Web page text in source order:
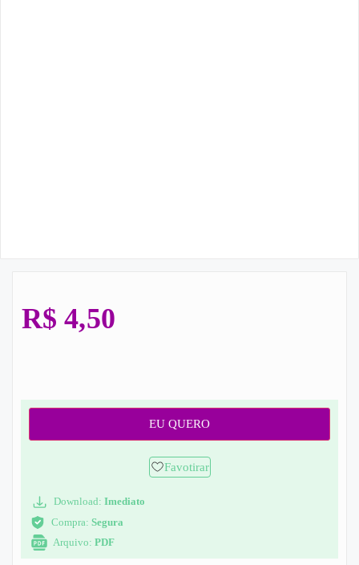
R$ 4,50
EU QUERO
Favotirar
Download: Imediato
Compra: Segura
Arquivo: PDF